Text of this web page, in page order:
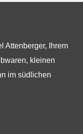
Attenberger, Ihrem
kleinen
im südlichen